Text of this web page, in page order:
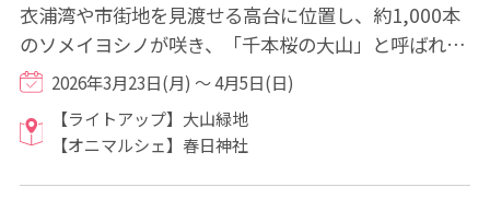
衣浦湾や市街地を見渡せる高台に位置し、約1,000本
のソメイヨシノが咲き、「千本桜の大山」と呼ばれて
います。園内全域で桜が楽しめます。期間中は...
2026年3月23日(月) ～ 4月5日(日)
【ライトアップ】大山緑地
【オニマルシェ】春日神社